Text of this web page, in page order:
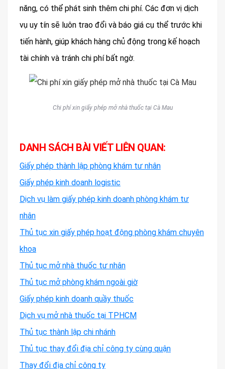
năng, có thể phát sinh thêm chi phí. Các đơn vị dịch
vụ uy tín sẽ luôn trao đổi và báo giá cụ thể trước khi
tiến hành, giúp khách hàng chủ động trong kế hoạch
tài chính và tránh chi phí bất ngờ.
Chi phí xin giấy phép mở nhà thuốc tại Cà Mau
DANH SÁCH BÀI VIẾT LIÊN QUAN:
Giấy phép thành lập phòng khám tư nhân
Giấy phép kinh doanh logistic
Dịch vụ làm giấy phép kinh doanh phòng khám tư
nhân
Thủ tục xin giấy phép hoạt động phòng khám chuyên
khoa
Thủ tục mở nhà thuốc tư nhân
Thủ tục mở phòng khám ngoài giờ
Giấy phép kinh doanh quầy thuốc
Dịch vụ mở nhà thuốc tại TPHCM
Thủ tục thành lập chi nhánh
Thủ tục thay đổi địa chỉ công ty cùng quận
Thay đổi địa chỉ công ty